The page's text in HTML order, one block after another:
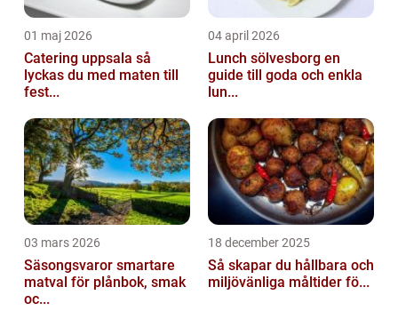
01 maj 2026
Catering uppsala så
lyckas du med maten till
fest...
04 april 2026
Lunch sölvesborg en
guide till goda och enkla
lun...
03 mars 2026
Säsongsvaror smartare
matval för plånbok, smak
oc...
18 december 2025
Så skapar du hållbara och
miljövänliga måltider fö...